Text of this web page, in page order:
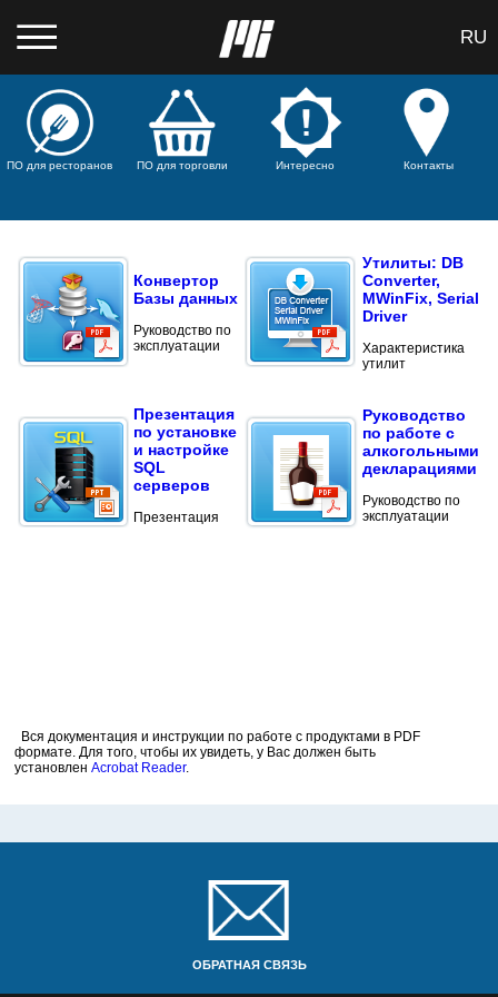
RU
ПО для ресторанов ПО для торговли Интересно Контакты
Конвертор
Базы данных
Руководство по
эксплуатации
Утилиты: DB
Converter,
MWinFix, Serial
Driver
Характеристика
утилит
Презентация
по установке
и настройке
SQL
серверов
Презентация
Руководство
по работе с
алкогольными
декларациями
Руководство по
эксплуатации
Вся документация и инструкции по работе с продуктами в PDF
формате. Для того, чтобы их увидеть, у Вас должен быть
установленAcrobat Reader.
ОБРАТНАЯ СВЯЗЬ